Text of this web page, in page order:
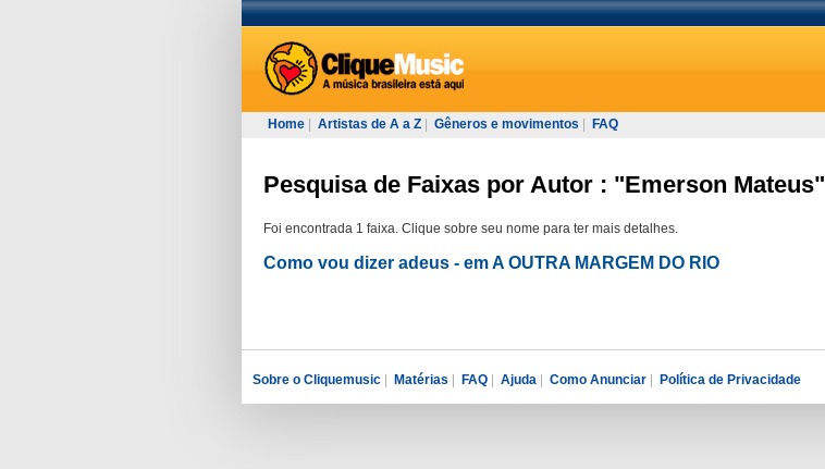
Home Artistas de A a Z Gêneros e movimentos FAQ
Pesquisa de Faixas por Autor : "Emerson Mateus"
Foi encontrada 1 faixa. Clique sobre seu nome para ter mais detalhes.
Como vou dizer adeus - em A OUTRA MARGEM DO RIO
Sobre o Cliquemusic | Matérias | FAQ | Ajuda | Como Anunciar | Política de Privacidade